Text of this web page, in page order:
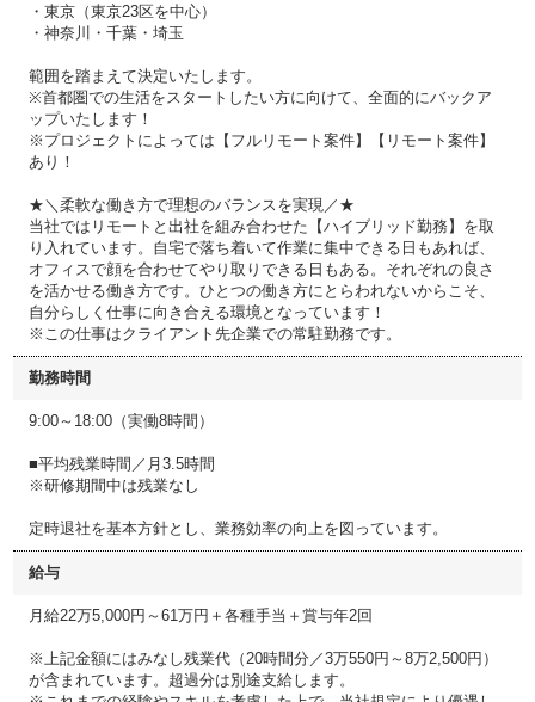
・東京（東京23区を中心）
・神奈川・千葉・埼玉
範囲を踏まえて決定いたします。
※首都圏での生活をスタートしたい方に向けて、全面的にバックア
ップいたします！
※プロジェクトによっては【フルリモート案件】【リモート案件】
あり！
★＼柔軟な働き方で理想のバランスを実現／★
当社ではリモートと出社を組み合わせた【ハイブリッド勤務】を取
り入れています。自宅で落ち着いて作業に集中できる日もあれば、
オフィスで顔を合わせてやり取りできる日もある。それぞれの良さ
を活かせる働き方です。ひとつの働き方にとらわれないからこそ、
自分らしく仕事に向き合える環境となっています！
※この仕事はクライアント先企業での常駐勤務です。
勤務時間
9:00～18:00（実働8時間）
■平均残業時間／月3.5時間
※研修期間中は残業なし
定時退社を基本方針とし、業務効率の向上を図っています。
給与
月給22万5,000円～61万円＋各種手当＋賞与年2回
※上記金額にはみなし残業代（20時間分／3万550円～8万2,500円）
が含まれています。超過分は別途支給します。